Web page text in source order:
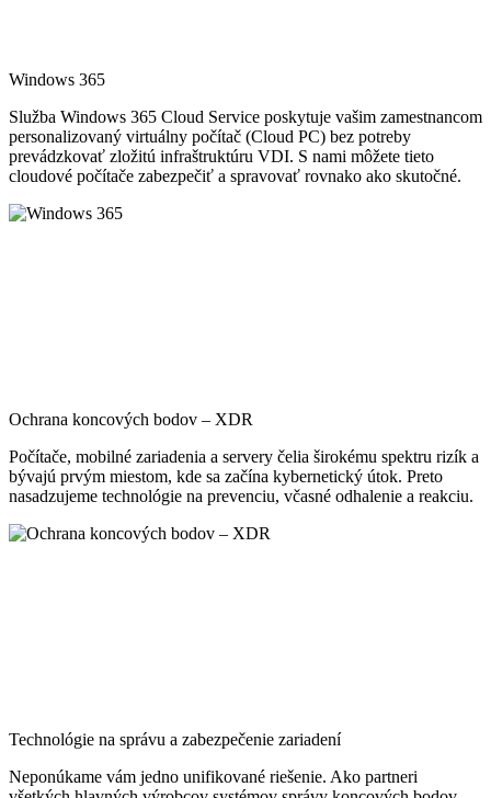
Windows 365
Služba Windows 365 Cloud Service poskytuje vašim zamestnancom
personalizovaný virtuálny počítač (Cloud PC) bez potreby
prevádzkovať zložitú infraštruktúru VDI. S nami môžete tieto
cloudové počítače zabezpečiť a spravovať rovnako ako skutočné.
Ochrana koncových bodov – XDR
Počítače, mobilné zariadenia a servery čelia širokému spektru rizík a
bývajú prvým miestom, kde sa začína kybernetický útok. Preto
nasadzujeme technológie na prevenciu, včasné odhalenie a reakciu.
Technológie na správu a zabezpečenie zariadení
Neponúkame vám jedno unifikované riešenie. Ako partneri